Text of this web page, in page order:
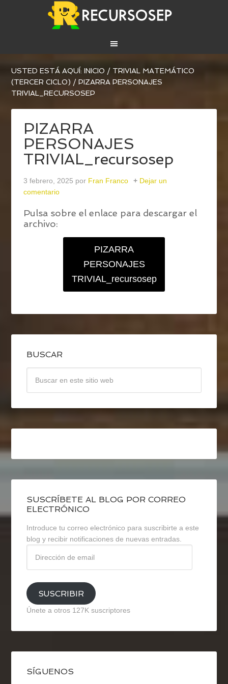
USTED ESTÁ AQUÍ:INICIO / TRIVIAL MATEMÁTICO
(TERCER CICLO) / PIZARRA PERSONAJES
TRIVIAL_RECURSOSEP
PIZARRA
PERSONAJES
TRIVIAL_recursosep
3 febrero, 2025 por Fran Franco
Dejar un
comentario
Pulsa sobre el enlace para descargar el
archivo:
PIZARRA
PERSONAJES
TRIVIAL_recursosep
BUSCAR
SUSCRÍBETE AL BLOG POR CORREO
ELECTRÓNICO
Introduce tu correo electrónico para suscribirte a este
blog y recibir notificaciones de nuevas entradas.
email
SUSCRIBIR
Únete a otros 127K suscriptores
SÍGUENOS